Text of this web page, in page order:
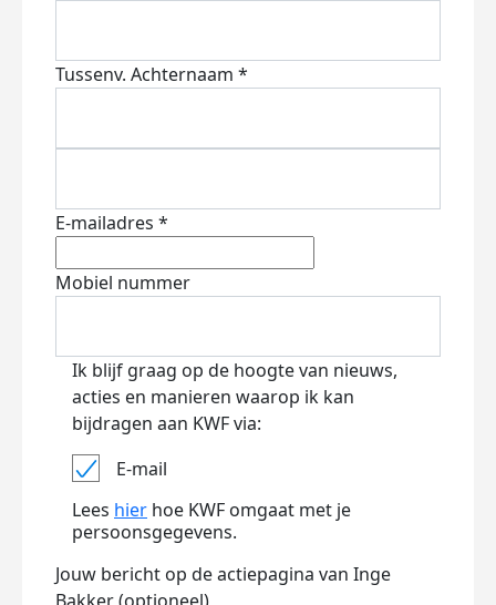
Tussenv. Achternaam *
E-mailadres *
Mobiel nummer
Ik blijf graag op de hoogte van nieuws,
acties en manieren waarop ik kan
bijdragen aan KWF via:
E-mail
Lees hier hoe KWF omgaat met je
persoonsgegevens.
Jouw bericht op de actiepagina van Inge